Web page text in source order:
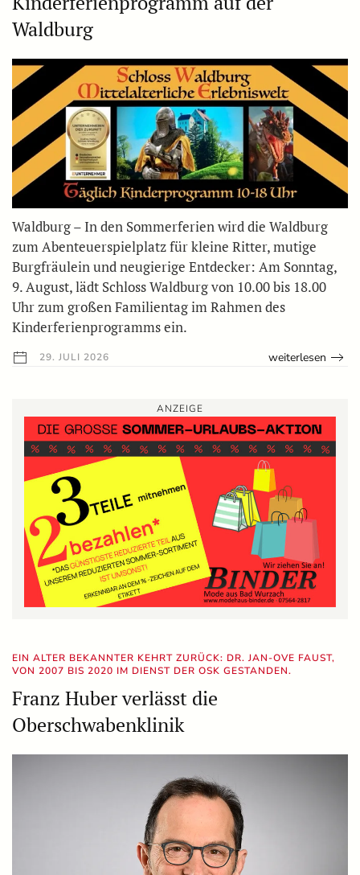
Waldburg
Waldburg – In den Sommerferien wird die Waldburg
zum Abenteuerspielplatz für kleine Ritter, mutige
Burgfräulein und neugierige Entdecker: Am Sonntag,
9. August, lädt Schloss Waldburg von 10.00 bis 18.00
Uhr zum großen Familientag im Rahmen des
Kinderferienprogramms ein.
29. JULI 2026 weiterlesen
ANZEIGE
EIN ALTER BEKANNTER KEHRT ZURÜCK: DR. JAN-OVE FAUST,
VON 2007 BIS 2020 IM DIENST DER OSK GESTANDEN.
Franz Huber verlässt die
Oberschwabenklinik